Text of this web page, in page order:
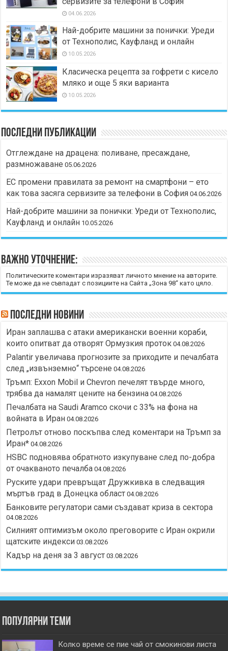
04.06.2026
Най-добрите машини за понички: Уреди
от Технополис, Кауфланд и онлайн
10.05.2026
Класическа рецепта за гофрети с кисело
мляко и още 5 яки варианта
10.05.2026
Последни публикации
Отглеждане на драцена: поливане, пресаждане,
размножаване 05.06.2026
ЕС промени правилата за ремонт на смартфони – ето
как това засяга сервизите за телефони в София 04.06.2026
Най-добрите машини за понички: Уреди от Технополис,
Кауфланд и онлайн 10.05.2026
Важно уточнение:
Политическите коментари изразяват личното мнение на авторите.
Те може да не съвпадат с позициите на Сайта „Зона 98“ като цяло.
Последни новини
Иран заплашва с атаки американски военни кораби,
които опитват да отворят Ормузкия проток 04.08.2026
Palantir увеличава прогнозите за приходите и печалбата
след „извънземно“ търсене 04.08.2026
Тръмп: Exxon Mobil и Chevron печелят твърде много,
трябва да намалят цените на бензина 04.08.2026
Печалбата на Saudi Aramco скочи с 33% на фона на
войната в Иран 04.08.2026
Петролът отново поскъпва след коментари на Тръмп за
Иран* 04.08.2026
HSBC подновява обратното изкупуване след по-добра
от очакваното печалба 04.08.2026
Руските удари превръщат Дружкивка в следващия
мъртъв град в Донецка област 04.08.2026
Банковите регулатори сами създават криза в сектора
04.08.2026
Силният оптимизъм около преговорите с Иран окрили
щатските индекси 03.08.2026
Кадър на деня за 3 август 03.08.2026
Популярни теми
Колко време се пие чай от смокинови листа